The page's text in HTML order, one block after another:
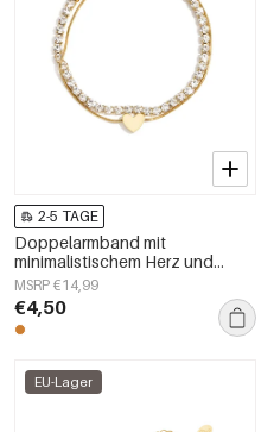
2-5 TAGE
Doppelarmband mit
minimalistischem Herz und
Zirkoniasteinen
MSRP €14,99
€4,50
EU-Lager